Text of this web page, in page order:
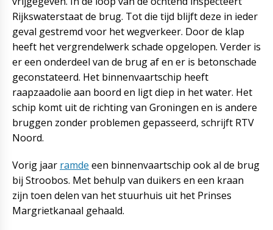
Rijkswaterstaat de brug. Tot die tijd blijft deze in ieder
geval gestremd voor het wegverkeer. Door de klap
heeft het vergrendelwerk schade opgelopen. Verder is
er een onderdeel van de brug af en er is betonschade
geconstateerd. Het binnenvaartschip heeft
raapzaadolie aan boord en ligt diep in het water. Het
schip komt uit de richting van Groningen en is andere
bruggen zonder problemen gepasseerd, schrijft RTV
Noord.
Vorig jaar ramde een binnenvaartschip ook al de brug
bij Stroobos. Met behulp van duikers en een kraan
zijn toen delen van het stuurhuis uit het Prinses
Margrietkanaal gehaald.